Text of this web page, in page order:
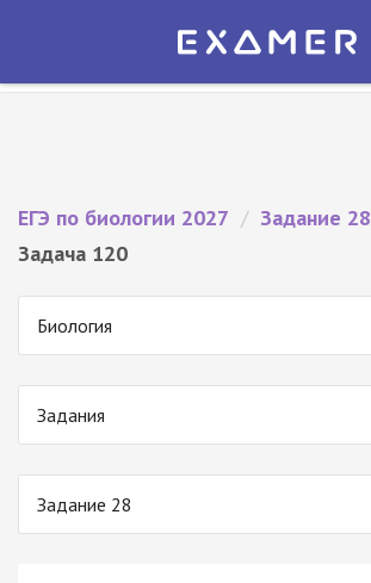
Экзамер — ЕГЭ 2027
ЕГЭ по биологии 2027 / Задание 28
Задача 120
Биология
Задания
Задание 28